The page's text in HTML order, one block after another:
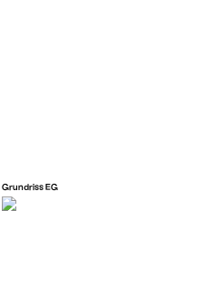
Grundriss EG